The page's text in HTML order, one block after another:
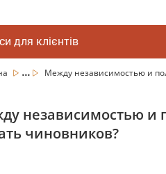
для клієнтів
... Между независимостью и
независимостью и
чиновников?